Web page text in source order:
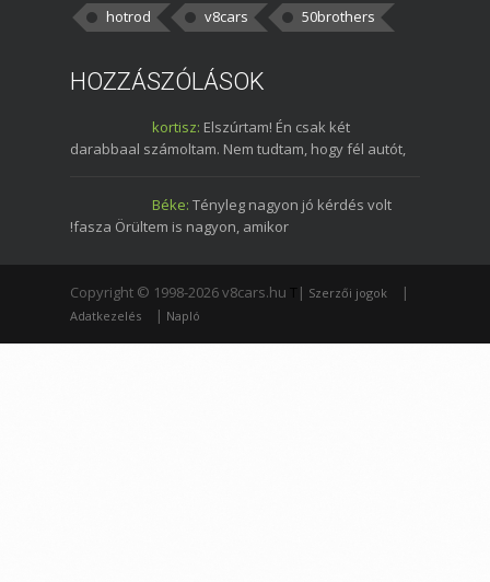
hotrod
v8cars 50brothers
HOZZÁSZÓLÁSOK
kortisz: Elszúrtam! Én csak két
darabbaal számoltam. Nem tudtam, hogy fél autót,
Béke: Tényleg nagyon jó kérdés volt
!fasza Örültem is nagyon, amikor
Copyright © 1998-2026 v8cars.hu | Szerzői jogok |
Adatkezelés | Napló